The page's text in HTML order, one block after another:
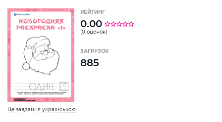
Це завдання українською
РЕЙТИНГ
0.00
(0 оценок)
ЗАГРУЗОК
885